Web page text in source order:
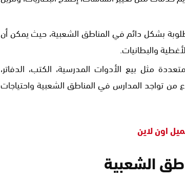
بشكل دائم في المناطق الشعبية، حيث يمكن أن
والبطانيات.
مثل بيع الأدوات المدرسية، الكتب، الدفاتر،
من تواجد المدارس في المناطق الشعبية واحتياجات
اون لاين
الشعبية